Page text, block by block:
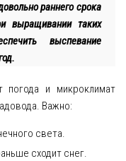
раннего срока
выращивании таких
выспевание
погода и микроклимат
Важно:
света.
сходит снег.